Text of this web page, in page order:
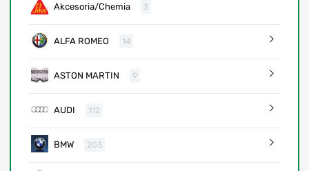
Akcesoria/Chemia 3
ALFA ROMEO 14
ASTON MARTIN 9
AUDI 112
BMW 203